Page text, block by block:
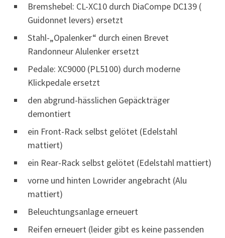
Bremshebel: CL-XC10 durch DiaCompe DC139 (
Guidonnet levers) ersetzt
Stahl-„Opalenker“ durch einen Brevet
Randonneur Alulenker ersetzt
Pedale: XC9000 (PL5100) durch moderne
Klickpedale ersetzt
den abgrund-hässlichen Gepäckträger
demontiert
ein Front-Rack selbst gelötet (Edelstahl
mattiert)
ein Rear-Rack selbst gelötet (Edelstahl mattiert)
vorne und hinten Lowrider angebracht (Alu
mattiert)
Beleuchtungsanlage erneuert
Reifen erneuert (leider gibt es keine passenden